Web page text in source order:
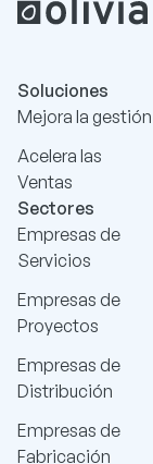
Soluciones
Mejora la gestión
Acelera las
Ventas
Sectores
Empresas de
Servicios
Empresas de
Proyectos
Empresas de
Distribución
Empresas de
Fabricación